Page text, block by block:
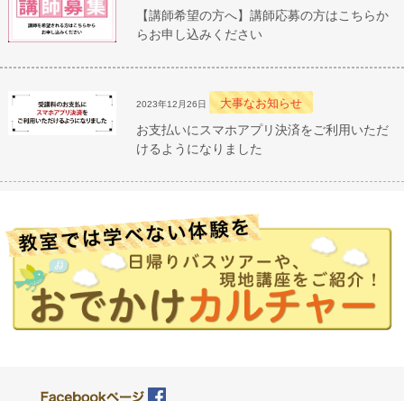
【講師希望の方へ】講師応募の方はこちらか
らお申し込みください
2023年12月26日 大事なお知らせ
お支払いにスマホアプリ決済をご利用いただ
けるようになりました